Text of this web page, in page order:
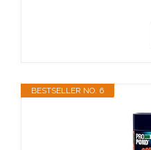
BESTSELLER NO. 6